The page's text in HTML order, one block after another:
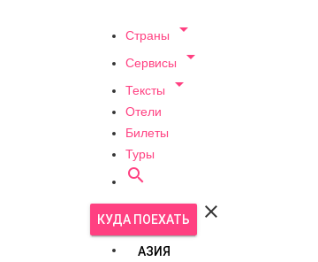
Страны 
Сервисы 
Тексты 
Отели
Билеты
Туры

КУДА ПОЕХАТЬ 
АЗИЯ